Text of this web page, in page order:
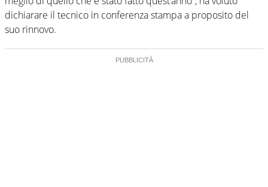
dichiarare il tecnico in conferenza stampa a proposito del
suo rinnovo.